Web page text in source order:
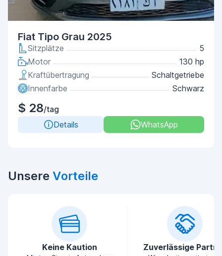
Fiat Tipo Grau 2025
Sitzplätze
5
Motor
130 hp
Kraftübertragung
Schaltgetriebe
Innenfarbe
Schwarz
$ 28/tag
Details
WhatsApp
Unsere Vorteile
Keine Kaution Zuverlässige